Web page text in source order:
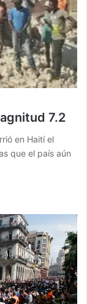
7.2
en Haití el
que el país aún